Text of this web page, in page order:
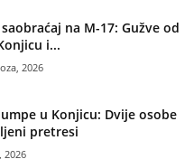
na M-17: Gužve od
i...
2026
u Konjicu: Dvije osobe
pretresi
2026